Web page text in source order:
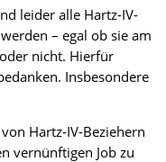
leider alle Hartz-IV-
– egal ob sie am
nicht. Hierfür
Insbesondere
Hartz-IV-Beziehern
vernünftigen Job zu